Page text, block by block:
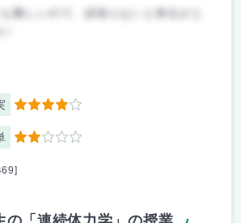
4
2